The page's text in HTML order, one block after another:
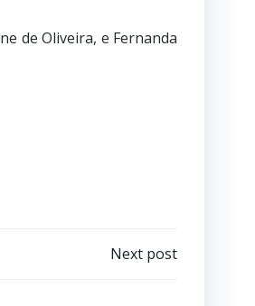
de Oliveira, e Fernanda
Next post